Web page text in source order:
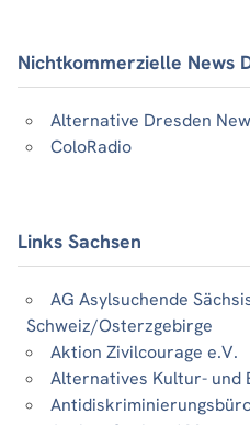
Nichtkommerzielle News
Alternative Dresden
ColoRadio
Links Sachsen
AG Asylsuchende
Schweiz/Osterzgebirge
Aktion Zivilcourage e.V.
Alternatives Kultur- und